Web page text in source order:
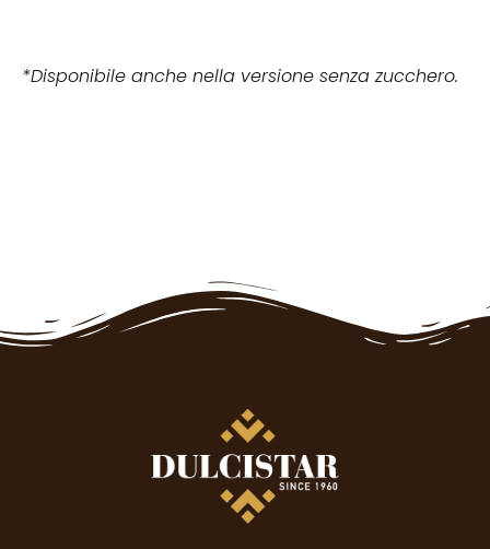
*Disponibile anche nella versione senza zucchero.